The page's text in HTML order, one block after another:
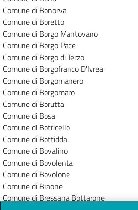
Comune di Bonorva
Comune di Boretto
Comune di Borgo Mantovano
Comune di Borgo Pace
Comune di Borgo di Terzo
Comune di Borgofranco D'Ivrea
Comune di Borgomanero
Comune di Borgomaro
Comune di Borutta
Comune di Bosa
Comune di Botricello
Comune di Bottidda
Comune di Bovalino
Comune di Bovolenta
Comune di Bovolone
Comune di Braone
Comune di Bressana Bottarone